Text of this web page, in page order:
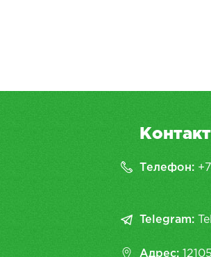
Телефон:
Telegram:
Адрес: